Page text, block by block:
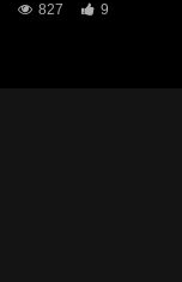
827 9